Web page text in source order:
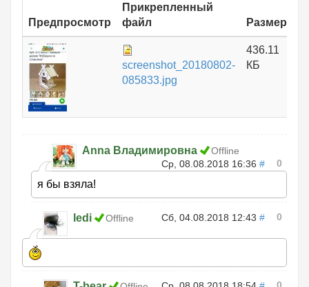
Предпросмотр
Прикрепленный
файл
Размер
screenshot_20180802-
085833.jpg
436.11
КБ
Anna Владимировна
Offline
Ср, 08.08.2018 16:36 # 0
я бы взяла!
ledi Offline Сб, 04.08.2018 12:43 # 0